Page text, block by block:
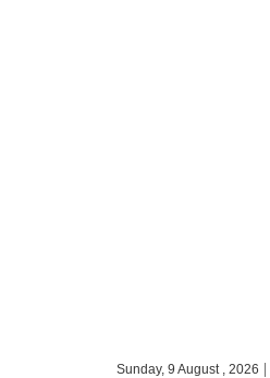
Sunday, 9 August , 2026